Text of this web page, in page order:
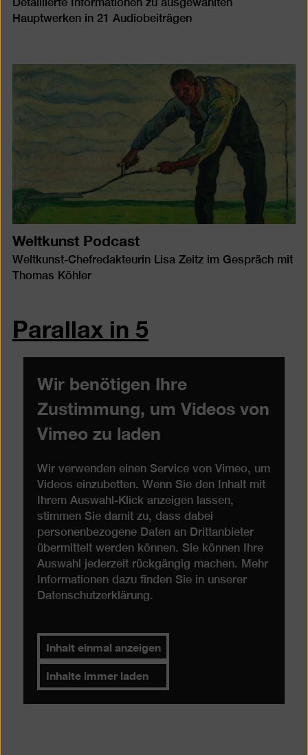
Hauptwerken in 21 Audiobeiträgen
Weltkunst Podcast
Weltkunst-Chefredakteurin Lisa Zeitz im Gespräch mit
Thomas Köhler
Parallax in 5
Wir benötigen Ihre
Zustimmung, um Videos von
Vimeo zu laden
Wir verwenden einen Service von Vimeo, um
Videos einzubetten. Wenn Sie den Inhalt mit
Ihrem Auswahl-Klick anzeigen lassen,
stimmen Sie damit zu, dass dabei
personenbezogene Daten an Drittanbieter
übermittelt werden können. Sie können Ihre
Auswahl jederzeit rückgängig machen. Mehr
Informationen dazu finden Sie in unserer
Datenschutzerklärung.
Inhalt einmal anzeigen
Inhalte immer laden